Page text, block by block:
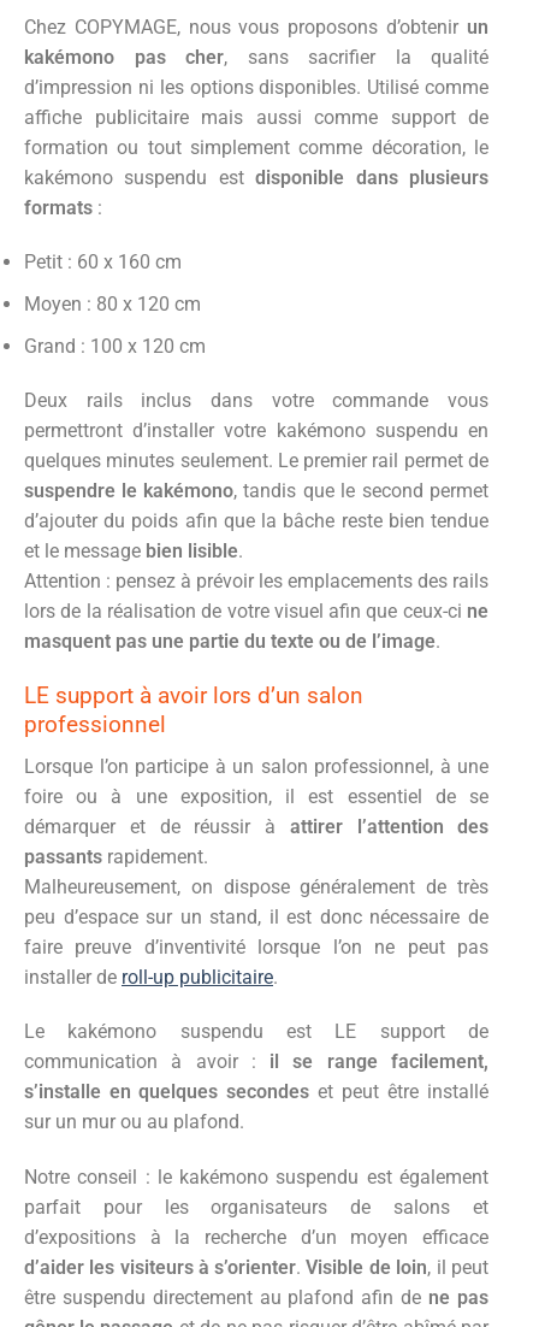
Chez COPYMAGE, nous vous proposons d’obtenir un
kakémono pas cher, sans sacrifier la qualité
d’impression ni les options disponibles. Utilisé comme
affiche publicitaire mais aussi comme support de
formation ou tout simplement comme décoration, le
kakémono suspendu est disponible dans plusieurs
formats :
Petit : 60 x 160 cm
Moyen : 80 x 120 cm
Grand : 100 x 120 cm
Deux rails inclus dans votre commande vous
permettront d’installer votre kakémono suspendu en
quelques minutes seulement. Le premier rail permet de
suspendre le kakémono, tandis que le second permet
d’ajouter du poids afin que la bâche reste bien tendue
et le message bien lisible.
Attention : pensez à prévoir les emplacements des rails
lors de la réalisation de votre visuel afin que ceux-ci ne
masquent pas une partie du texte ou de l’image.
LE support à avoir lors d’un salon
professionnel
Lorsque l’on participe à un salon professionnel, à une
foire ou à une exposition, il est essentiel de se
démarquer et de réussir à attirer l’attention des
passants rapidement.
Malheureusement, on dispose généralement de très
peu d’espace sur un stand, il est donc nécessaire de
faire preuve d’inventivité lorsque l’on ne peut pas
installer de roll-up publicitaire.
Le kakémono suspendu est LE support de
communication à avoir : il se range facilement,
s’installe en quelques secondes et peut être installé
sur un mur ou au plafond.
Notre conseil : le kakémono suspendu est également
parfait pour les organisateurs de salons et
d’expositions à la recherche d’un moyen efficace
d’aider les visiteurs à s’orienter. Visible de loin, il peut
être suspendu directement au plafond afin de ne pas